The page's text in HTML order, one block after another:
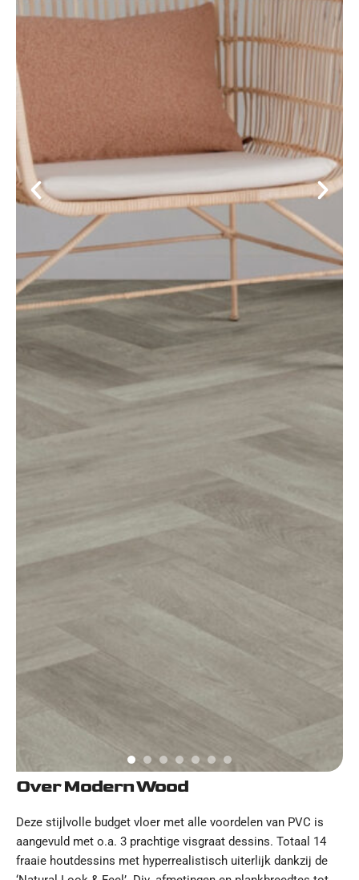
Over Modern Wood
Deze stijlvolle budget vloer met alle voordelen van PVC is
aangevuld met o.a. 3 prachtige visgraat dessins. Totaal 14
fraaie houtdessins met hyperrealistisch uiterlijk dankzij de